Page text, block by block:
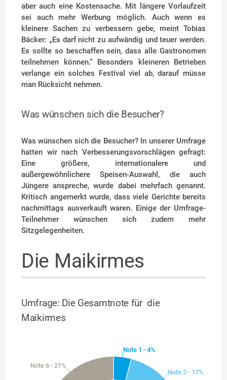
aber auch eine Kostensache. Mit längere Vorlaufzeit
sei auch mehr Werbung möglich. Auch wenn es
kleinere Sachen zu verbessern gebe, meint Tobias
Bäcker: „Es darf nicht zu aufwändig und teuer werden.
Es sollte so beschaffen sein, dass alle Gastronomen
teilnehmen können.“ Besonders kleineren Betrieben
verlange ein solches Festival viel ab, darauf müsse
man Rücksicht nehmen.
Was wünschen sich die Besucher?
Was wünschen sich die Besucher? In unserer Umfrage
hatten wir nach Verbesserungsvorschlägen gefragt:
Eine größere, internationalere und
außergewöhnlichere Speisen-Auswahl, die auch
Jüngere anspreche, wurde dabei mehrfach genannt.
Kritisch angemerkt wurde, dass viele Gerichte bereits
nachmittags ausverkauft waren. Einige der Umfrage-
Teilnehmer wünschen sich zudem mehr
Sitzgelegenheiten.
Die Maikirmes
Umfrage: Die Gesamtnote für die
Maikirmes
Note 1 - 4%
Note 2 - 17%
Note 6 - 21%